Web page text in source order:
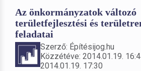
Az önkormányzatok változó
területfejlesztési és
feladatai
Szerző: Építésijog.hu
Közzétéve: 2014.01.19.
2014.01.19. 17:30